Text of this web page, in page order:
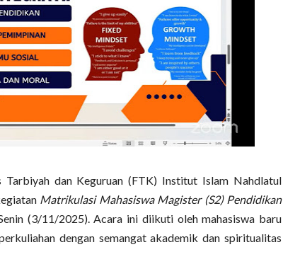
Tarbiyah dan Keguruan (FTK) Institut Islam Nahdlatul
Matrikulasi Mahasiswa Magister (S2) Pendidikan
(3/11/2025). Acara ini diikuti oleh mahasiswa baru
dengan semangat akademik dan spiritualitas